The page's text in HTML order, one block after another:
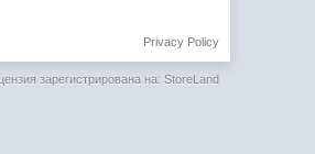
Privacy Policy
зарегистрирована на: StoreLand